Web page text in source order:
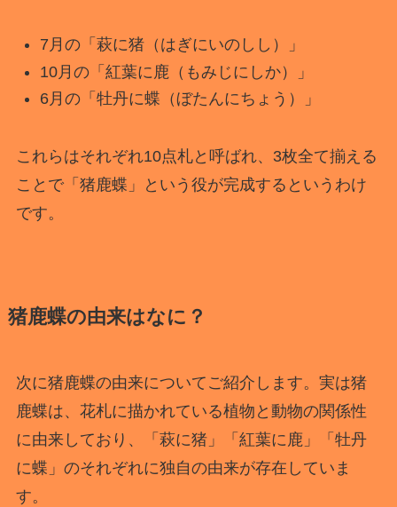
7月の「萩に猪（はぎにいのしし）」
10月の「紅葉に鹿（もみじにしか）」
6月の「牡丹に蝶（ぼたんにちょう）」
これらはそれぞれ10点札と呼ばれ、3枚全て揃える
ことで「猪鹿蝶」という役が完成するというわけ
です。
猪鹿蝶の由来はなに？
次に猪鹿蝶の由来についてご紹介します。実は猪
鹿蝶は、花札に描かれている植物と動物の関係性
に由来しており、「萩に猪」「紅葉に鹿」「牡丹
に蝶」のそれぞれに独自の由来が存在していま
す。